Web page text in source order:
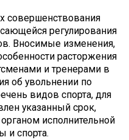
совершенствования
регулирования
Вносимые изменения,
расторжения
и тренерами в
об увольнении по
видов спорта, для
указанный срок,
исполнительной
и спорта.